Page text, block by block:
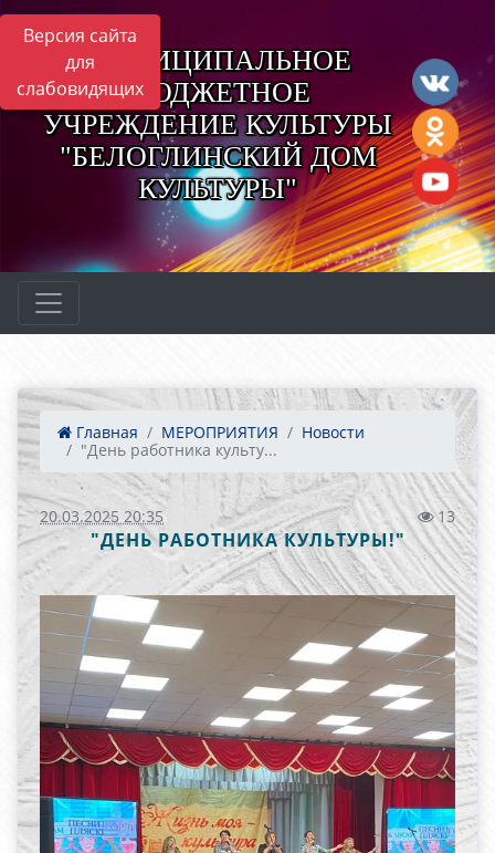
Версия сайта
для
слабовидящих
МУНИЦИПАЛЬНОЕ
БЮДЖЕТНОЕ
УЧРЕЖДЕНИЕ КУЛЬТУРЫ
"БЕЛОГЛИНСКИЙ ДОМ
КУЛЬТУРЫ"
Главная МЕРОПРИЯТИЯ
Новости
"День работника культу...
20.03.2025 20:35 13
"ДЕНЬ РАБОТНИКА КУЛЬТУРЫ!"